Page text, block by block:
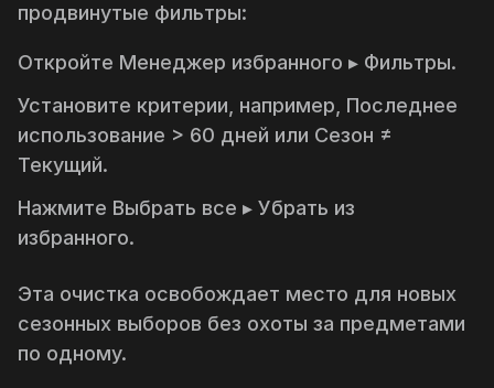
продвинутые фильтры:
Откройте Менеджер избранного ▸ Фильтры.
Установите критерии, например, Последнее
использование > 60 дней или Сезон ≠
Текущий.
Нажмите Выбрать все ▸ Убрать из
избранного.
Эта очистка освобождает место для новых
сезонных выборов без охоты за предметами
по одному.